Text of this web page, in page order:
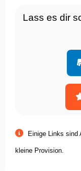
Lass es dir
Einige Links sind
kleine Provision.